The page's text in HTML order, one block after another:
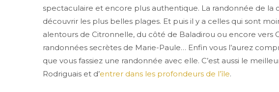
spectaculaire et encore plus authentique. La randonnée de la
découvrir les plus belles plages. Et puis il y a celles qui sont
alentours de Citronnelle, du côté de Baladirou ou encore vers
randonnées secrètes de Marie-Paule… Enfin vous l’aurez
que vous fassiez une randonnée avec elle. C’est aussi le
Rodriguais et d’entrer dans les profondeurs de l’île.